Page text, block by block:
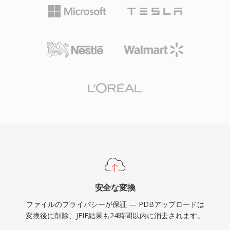
安全な変換
ファイルのプライバシーが保証 — PDBアップロードは
変換後に削除、JFIF結果も24時間以内に消去されます。